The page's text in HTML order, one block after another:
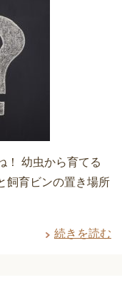
！ 幼虫から育てる
飼育ビンの置き場所
続きを読む